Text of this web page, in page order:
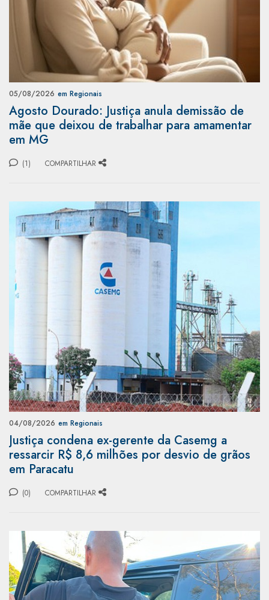
05/08/2026 em Regionais
Agosto Dourado: Justiça anula demissão de
mãe que deixou de trabalhar para amamentar
em MG
(1) COMPARTILHAR
04/08/2026 em Regionais
Justiça condena ex-gerente da Casemg a
ressarcir R$ 8,6 milhões por desvio de grãos
em Paracatu
(0) COMPARTILHAR